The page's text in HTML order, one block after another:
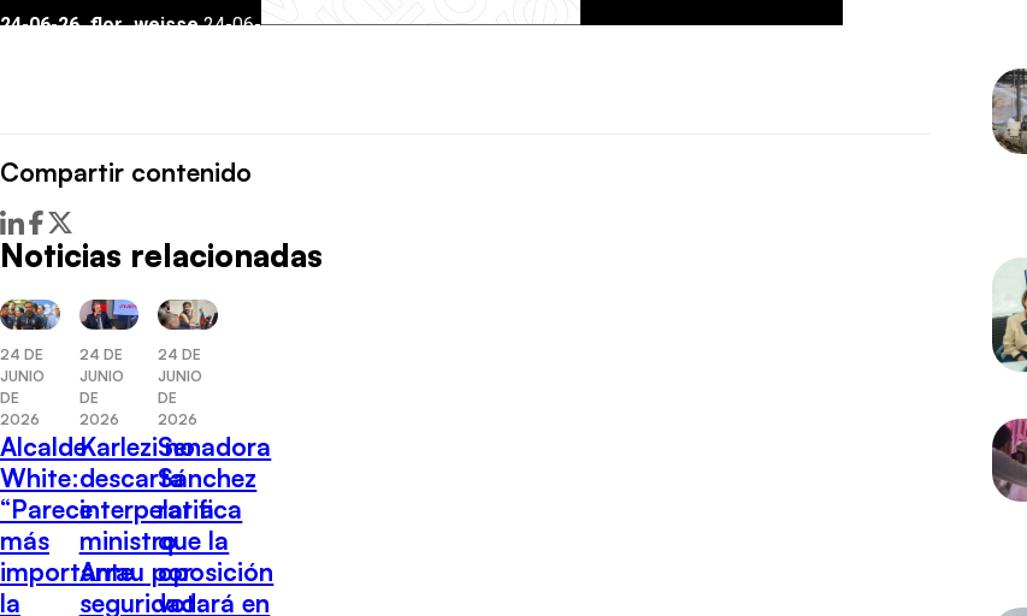
Compartir contenido
Noticias relacionadas
24 DE
JUNIO
DE
2026
Alcalde
White:
“Parece
más
importante
la
24 DE
JUNIO
DE
2026
Karlezi no
descarta
interpelar a
ministro
Arrau por
seguridad:
24 DE
JUNIO
DE
2026
Senadora
Sánchez
ratifica
que la
oposición
votará en